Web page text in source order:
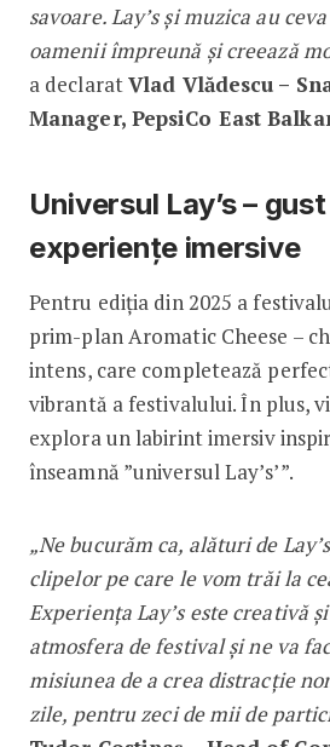
savoare. Lay’s și muzica au
oamenii împreună și creează
a declaratVlad Vlădescu –
Manager, PepsiCo East
Universul Lay’s –
experiențe imersive
Pentru ediția din 2025 a
prim-plan Aromatic Cheese –
intens, care completează
vibrantă a festivalului. În plus,
explora un labirint imersiv
înseamnă ”universul Lay’s’”.
„Ne bucurăm ca, alături de
clipelor pe care le vom trăi la
Experiența Lay’s este creativă
atmosfera de festival și ne va
misiunea de a crea distracție
zile, pentru zeci de mii de